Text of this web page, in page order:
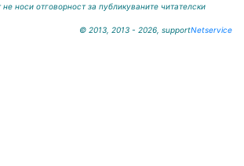
носи отговорност за публикуваните читателски
© 2013, 2013 - 2026, supportNetservice